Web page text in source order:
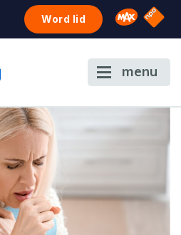
Word lid Omroep
NPO
menu